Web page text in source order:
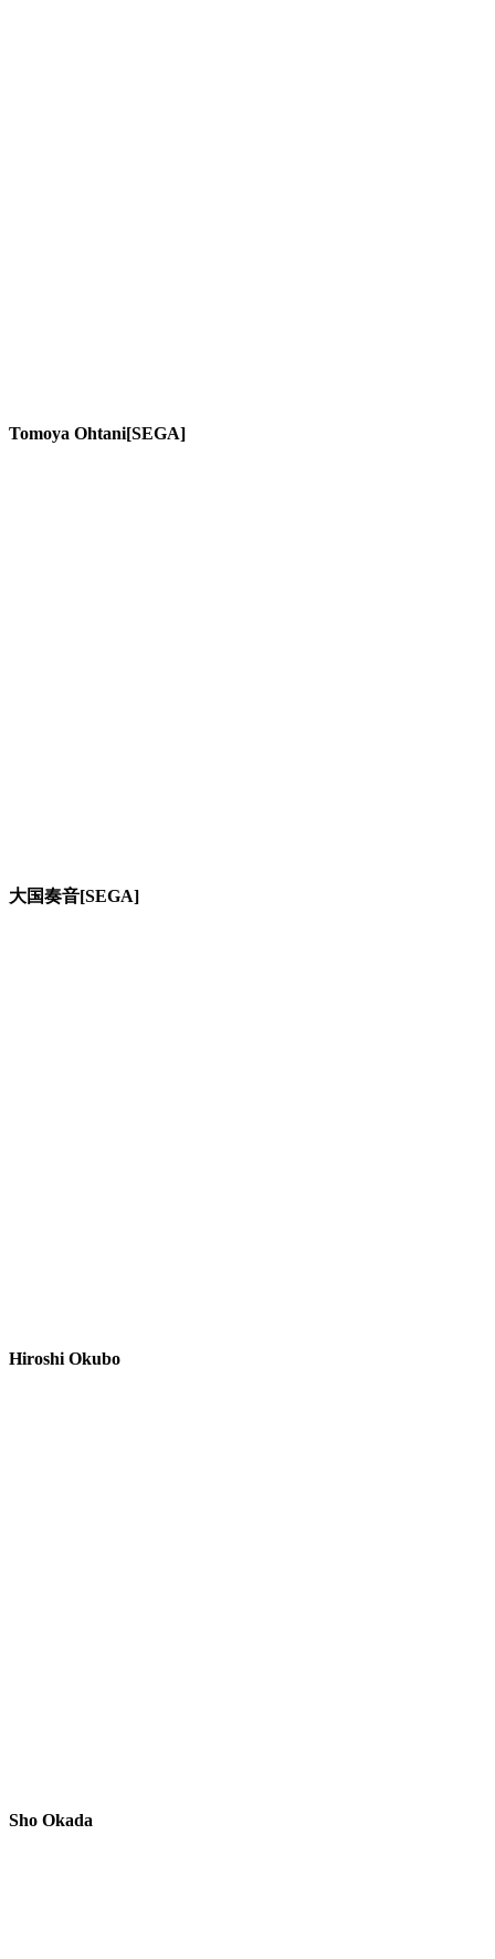
Tomoya Ohtani[SEGA]
大国奏音[SEGA]
Hiroshi Okubo
Sho Okada